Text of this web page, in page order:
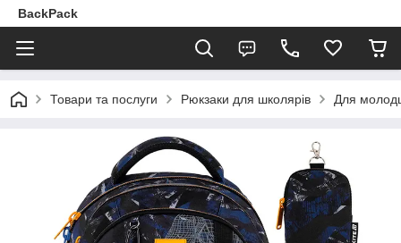
BackPack
Товари та послуги Рюкзаки для школярів Для